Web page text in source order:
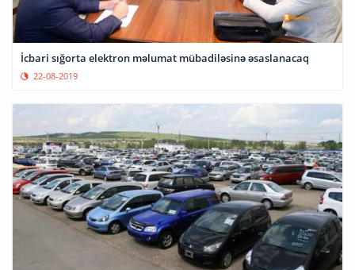
İcbari sığorta elektron məlumat mübadiləsinə əsaslanacaq
22-08-2019